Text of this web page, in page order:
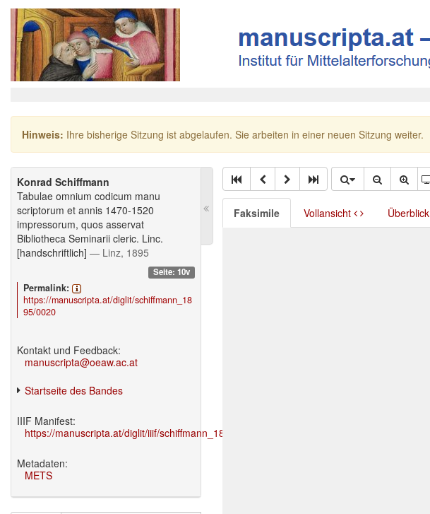
Hinweis: Ihre bisherige Sitzung ist abgelaufen. Sie arbeiten in einer neuen Sitzung weiter.
Konrad Schiffmann
Tabulae omnium codicum manu
scriptorum et annis 1470-1520
impressorum, quos asservat
Bibliotheca Seminarii cleric. Linc.
[handschriftlich] — Linz, 1895
Seite: 10v
Permalink:
https://manuscripta.at/diglit/schiffmann_18
95/0020
Kontakt und Feedback:
manuscripta@oeaw.ac.at
Startseite des Bandes
IIIF Manifest:
https://manuscripta.at/diglit/iiif/schiffmann_1895/manifest.json
Metadaten:
METS
Faksimile Vollansicht Überblick